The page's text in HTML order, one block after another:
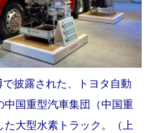
披露された、トヨタ自動
中国重型汽車集団（中国重
大型水素トラック。（上